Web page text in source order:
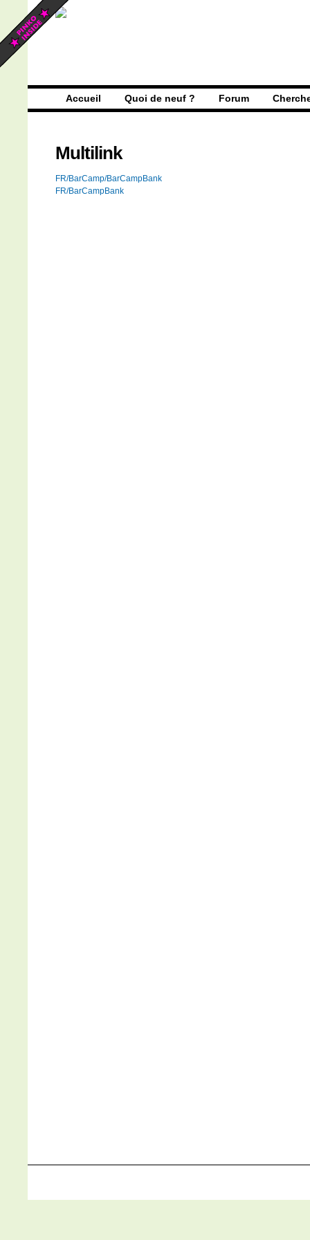
Accueil Quoi de neuf ? Forum
Multilink
FR/BarCamp/BarCampBank
FR/BarCampBank